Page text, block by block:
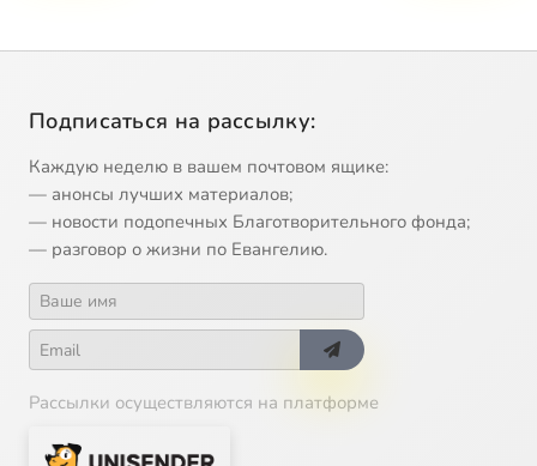
Подписаться на рассылку:
Каждую неделю в вашем почтовом ящике:
— анонсы лучших материалов;
— новости подопечных Благотворительного фонда;
— разговор о жизни по Евангелию.
Рассылки осуществляются на платформе